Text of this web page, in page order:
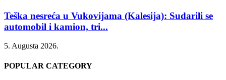
Teška nesreća u Vukovijama (Kalesija): Sudarili se
automobil i kamion, tri...
5. Augusta 2026.
POPULAR CATEGORY